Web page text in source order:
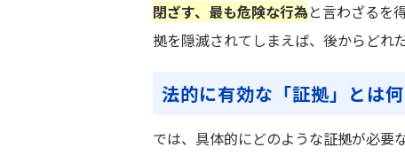
閉ざす、最も危険な行為と言わざるを
拠を隠滅されてしまえば、後からどれ
法的に有効な「証拠」とは
では、具体的にどのような証拠が必要